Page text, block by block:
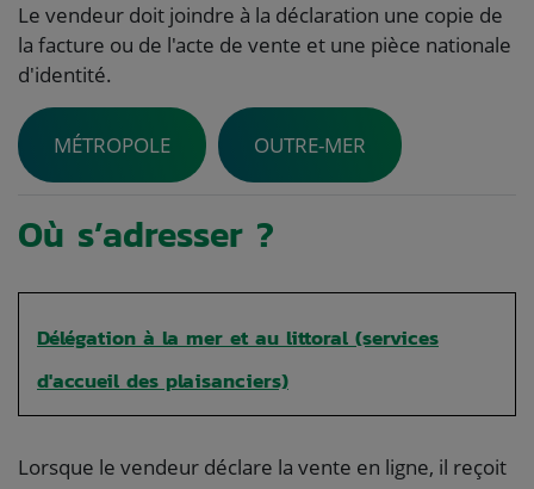
Le vendeur doit joindre à la déclaration une copie de
la facture ou de l'acte de vente et une pièce nationale
d'identité.
MÉTROPOLE OUTRE-MER
Où s’adresser ?
Délégation à la mer et au littoral (services
d'accueil des plaisanciers)
Lorsque le vendeur déclare la vente en ligne, il reçoit